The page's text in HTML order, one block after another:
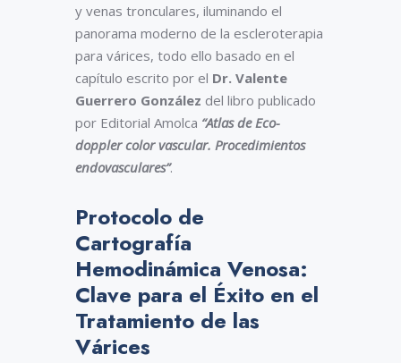
y venas tronculares, iluminando el
panorama moderno de la escleroterapia
para várices, todo ello basado en el
capítulo escrito por el Dr. Valente
Guerrero González del libro publicado
por Editorial Amolca “Atlas de Eco-
doppler color vascular. Procedimientos
endovasculares”.
Protocolo de
Cartografía
Hemodinámica Venosa:
Clave para el Éxito en el
Tratamiento de las
Várices